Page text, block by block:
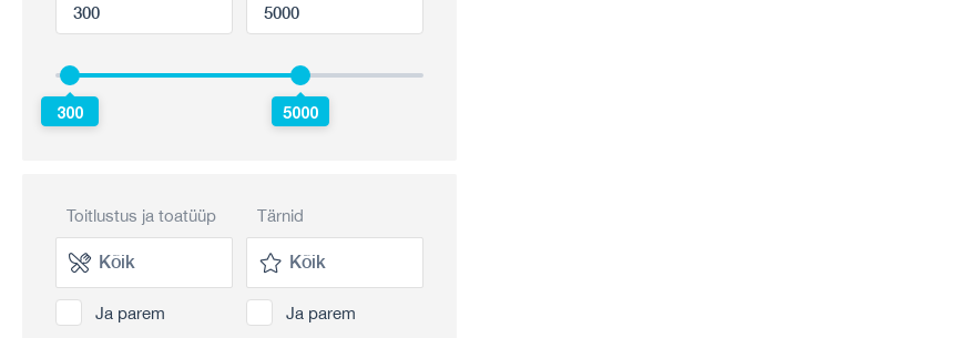
300 5000
Toitlustus ja toatüüp
Ja parem
Tärnid
Ja parem